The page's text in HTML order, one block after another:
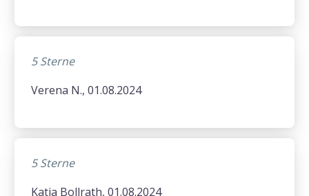
5 Sterne
Verena N., 01.08.2024
5 Sterne
Katja Bollrath, 01.08.2024